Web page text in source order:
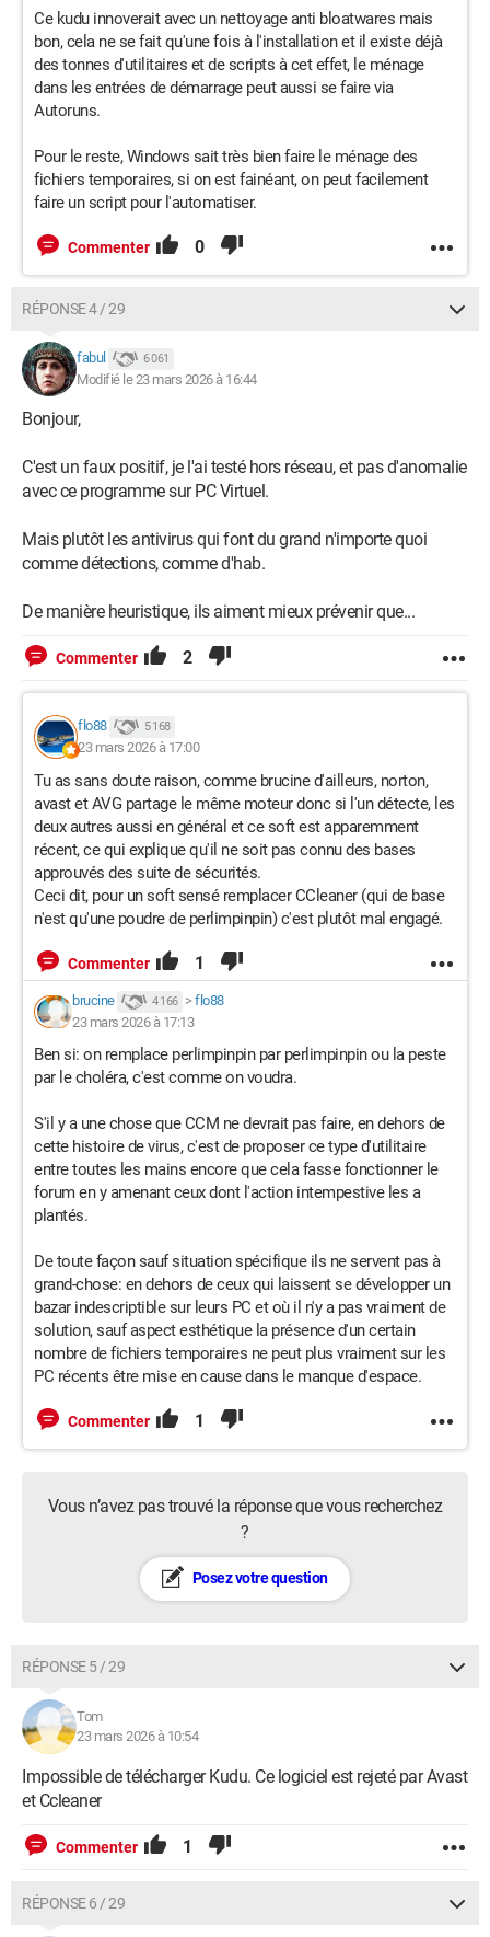
Ce kudu innoverait avec un nettoyage anti bloatwares mais
bon, cela ne se fait qu'une fois à l'installation et il existe déjà
des tonnes d'utilitaires et de scripts à cet effet, le ménage
dans les entrées de démarrage peut aussi se faire via
Autoruns.
Pour le reste, Windows sait très bien faire le ménage des
fichiers temporaires, si on est fainéant, on peut facilement
faire un script pour l'automatiser.
Commenter 0
RÉPONSE 4 / 29
fabul 6 061
Modifié le 23 mars 2026 à 16:44
Bonjour,
C'est un faux positif, je l'ai testé hors réseau, et pas d'anomalie
avec ce programme sur PC Virtuel.
Mais plutôt les antivirus qui font du grand n'importe quoi
comme détections, comme d'hab.
De manière heuristique, ils aiment mieux prévenir que...
Commenter 2
flo88 5 168
23 mars 2026 à 17:00
Tu as sans doute raison, comme brucine d'ailleurs, norton,
avast et AVG partage le même moteur donc si l'un détecte, les
deux autres aussi en général et ce soft est apparemment
récent, ce qui explique qu'il ne soit pas connu des bases
approuvés des suite de sécurités.
Ceci dit, pour un soft sensé remplacer CCleaner (qui de base
n'est qu'une poudre de perlimpinpin) c'est plutôt mal engagé.
Commenter 1
brucine 4 166 > flo88
23 mars 2026 à 17:13
Ben si: on remplace perlimpinpin par perlimpinpin ou la peste
par le choléra, c'est comme on voudra.
S'il y a une chose que CCM ne devrait pas faire, en dehors de
cette histoire de virus, c'est de proposer ce type d'utilitaire
entre toutes les mains encore que cela fasse fonctionner le
forum en y amenant ceux dont l'action intempestive les a
plantés.
De toute façon sauf situation spécifique ils ne servent pas à
grand-chose: en dehors de ceux qui laissent se développer un
bazar indescriptible sur leurs PC et où il n'y a pas vraiment de
solution, sauf aspect esthétique la présence d'un certain
nombre de fichiers temporaires ne peut plus vraiment sur les
PC récents être mise en cause dans le manque d'espace.
Commenter 1
Vous n’avez pas trouvé la réponse que vous recherchez
?
Posez votre question
RÉPONSE 5 / 29
Tom
23 mars 2026 à 10:54
Impossible de télécharger Kudu. Ce logiciel est rejeté par Avast
et Ccleaner
Commenter 1
RÉPONSE 6 / 29